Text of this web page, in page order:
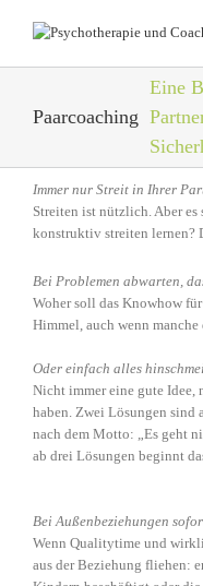
Paarcoaching
Eine
Immer nur Streit in Ihrer
Streiten ist nützlich. Aber
konstruktiv streiten lernen?
Bei Problemen abwarten,
Woher soll das Knowhow
Himmel, auch wenn manche
Oder einfach alles
Nicht immer eine gute Idee,
haben. Zwei Lösungen sind
nach dem Motto: „Es geht
ab drei Lösungen beginnt
Bei Außenbeziehungen
Wenn Qualitytime und
aus der Beziehung fliehen: